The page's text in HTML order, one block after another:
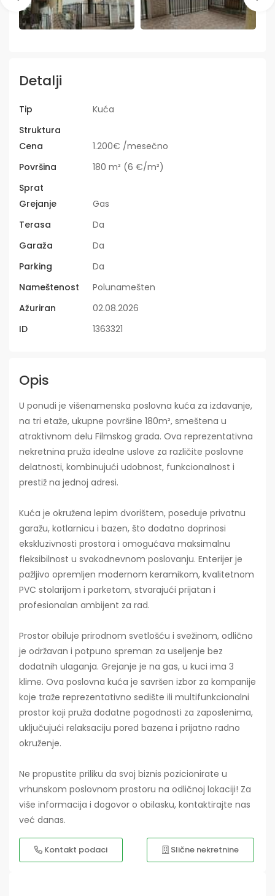
Detalji
Tip
Kuća
Struktura
Cena
1.200€ /mesečno
Površina
180 m² (6 €/m²)
Sprat
Grejanje
Gas
Terasa
Da
Garaža
Da
Parking
Da
Nameštenost
Polunamešten
Ažuriran
02.08.2026
ID
1363321
Opis
U ponudi je višenamenska poslovna kuća za izdavanje,
na tri etaže, ukupne površine 180m², smeštena u
atraktivnom delu Filmskog grada. Ova reprezentativna
nekretnina pruža idealne uslove za različite poslovne
delatnosti, kombinujući udobnost, funkcionalnost i
prestiž na jednoj adresi.
Kuća je okružena lepim dvorištem, poseduje privatnu
garažu, kotlarnicu i bazen, što dodatno doprinosi
ekskluzivnosti prostora i omogućava maksimalnu
fleksibilnost u svakodnevnom poslovanju. Enterijer je
pažljivo opremljen modernom keramikom, kvalitetnom
PVC stolarijom i parketom, stvarajući prijatan i
profesionalan ambijent za rad.
Prostor obiluje prirodnom svetlošću i svežinom, odlično
je održavan i potpuno spreman za useljenje bez
dodatnih ulaganja. Grejanje je na gas, u kuci ima 3
klime. Ova poslovna kuća je savršen izbor za kompanije
koje traže reprezentativno sedište ili multifunkcionalni
prostor koji pruža dodatne pogodnosti za zaposlenima,
uključujući relaksaciju pored bazena i prijatno radno
okruženje.
Ne propustite priliku da svoj biznis pozicionirate u
vrhunskom poslovnom prostoru na odličnoj lokaciji! Za
više informacija i dogovor o obilasku, kontaktirajte nas
već danas.
Kontakt podaci Slične nekretnine